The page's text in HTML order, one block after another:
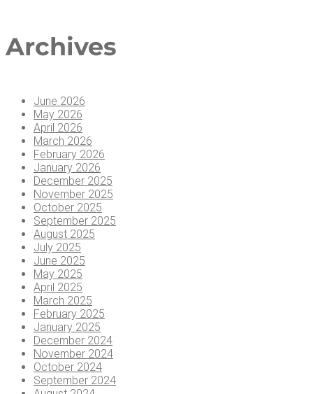
Arc­hi­ves
June 2026
May 2026
April 2026
March 2026
February 2026
January 2026
December 2025
November 2025
October 2025
September 2025
August 2025
July 2025
June 2025
May 2025
April 2025
March 2025
February 2025
January 2025
December 2024
November 2024
October 2024
September 2024